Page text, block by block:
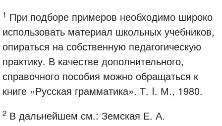
1 При подборе примеров необходимо широко
использовать материал школьных учебников,
опираться на собственную педагогическую
практику. В качестве дополнительного,
справочного пособия можно обращаться к
книге «Русская грамматика». Т. I. М., 1980.
2 В дальнейшем см.: Земская Е. А.